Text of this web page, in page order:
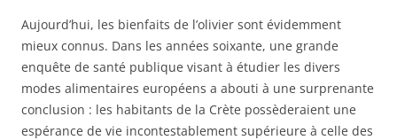
Aujourd’hui, les bienfaits de l’olivier sont évidemment
mieux connus. Dans les années soixante, une grande
enquête de santé publique visant à étudier les divers
modes alimentaires européens a abouti à une surprenante
conclusion : les habitants de la Crète possèderaient une
espérance de vie incontestablement supérieure à celle des